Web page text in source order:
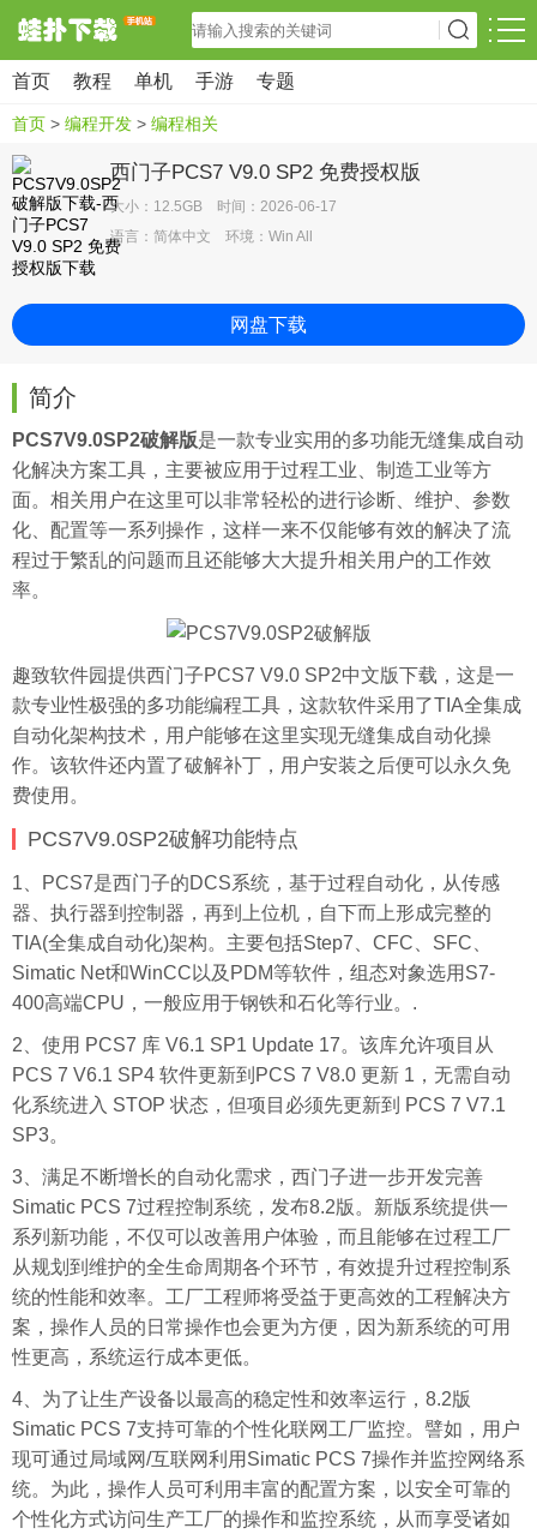
首页 教程 单机 手游 专题
首页 > 编程开发 > 编程相关
西门子PCS7 V9.0 SP2 免费授权版
大小：12.5GB 时间：2026-06-17
语言：简体中文 环境：Win All
网盘下载
简介
PCS7V9.0SP2破解版是一款专业实用的多功能无缝集成自动
化解决方案工具，主要被应用于过程工业、制造工业等方
面。相关用户在这里可以非常轻松的进行诊断、维护、参数
化、配置等一系列操作，这样一来不仅能够有效的解决了流
程过于繁乱的问题而且还能够大大提升相关用户的工作效
率。
趣致软件园提供西门子PCS7 V9.0 SP2中文版下载，这是一
款专业性极强的多功能编程工具，这款软件采用了TIA全集成
自动化架构技术，用户能够在这里实现无缝集成自动化操
作。该软件还内置了破解补丁，用户安装之后便可以永久免
费使用。
PCS7V9.0SP2破解功能特点
1、PCS7是西门子的DCS系统，基于过程自动化，从传感
器、执行器到控制器，再到上位机，自下而上形成完整的
TIA(全集成自动化)架构。主要包括Step7、CFC、SFC、
Simatic Net和WinCC以及PDM等软件，组态对象选用S7-
400高端CPU，一般应用于钢铁和石化等行业。.
2、使用 PCS7 库 V6.1 SP1 Update 17。该库允许项目从
PCS 7 V6.1 SP4 软件更新到PCS 7 V8.0 更新 1，无需自动
化系统进入 STOP 状态，但项目必须先更新到 PCS 7 V7.1
SP3。
3、满足不断增长的自动化需求，西门子进一步开发完善
Simatic PCS 7过程控制系统，发布8.2版。新版系统提供一
系列新功能，不仅可以改善用户体验，而且能够在过程工厂
从规划到维护的全生命周期各个环节，有效提升过程控制系
统的性能和效率。工厂工程师将受益于更高效的工程解决方
案，操作人员的日常操作也会更为方便，因为新系统的可用
性更高，系统运行成本更低。
4、为了让生产设备以最高的稳定性和效率运行，8.2版
Simatic PCS 7支持可靠的个性化联网工厂监控。譬如，用户
现可通过局域网/互联网利用Simatic PCS 7操作并监控网络系
统。为此，操作人员可利用丰富的配置方案，以安全可靠的
个性化方式访问生产工厂的操作和监控系统，从而享受诸如